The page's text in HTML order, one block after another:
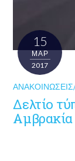
15
ΜΑΡ
2017
Δελτίο